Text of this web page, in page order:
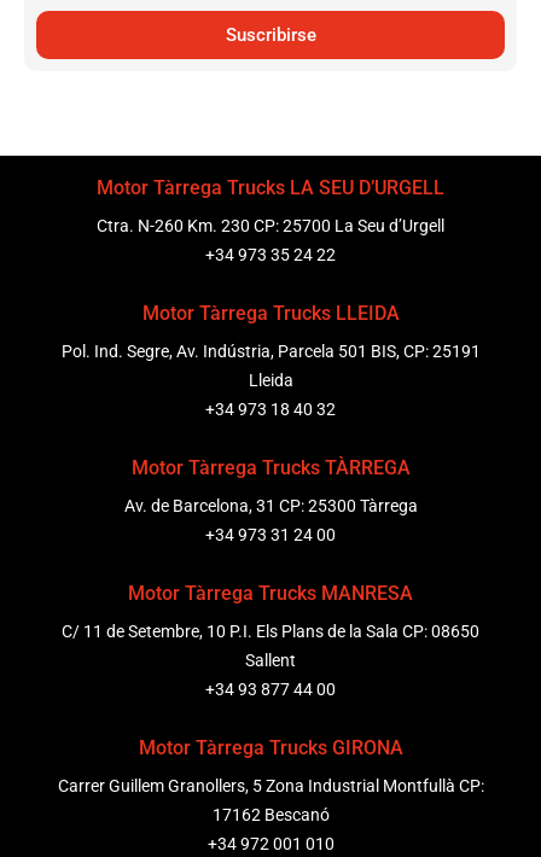
Suscribirse
Motor Tàrrega Trucks LA SEU D’URGELL
Ctra. N-260 Km. 230 CP: 25700 La Seu d’Urgell
+34 973 35 24 22
Motor Tàrrega Trucks LLEIDA
Pol. Ind. Segre, Av. Indústria, Parcela 501 BIS, CP: 25191
Lleida
+34 973 18 40 32
Motor Tàrrega Trucks TÀRREGA
Av. de Barcelona, 31 CP: 25300 Tàrrega
+34 973 31 24 00
Motor Tàrrega Trucks MANRESA
C/ 11 de Setembre, 10 P.I. Els Plans de la Sala CP: 08650
Sallent
+34 93 877 44 00
Motor Tàrrega Trucks GIRONA
Carrer Guillem Granollers, 5 Zona Industrial Montfullà CP:
17162 Bescanó
+34 972 001 010